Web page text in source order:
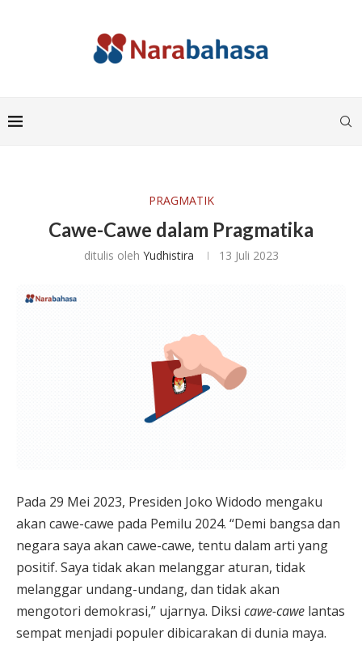
PRAGMATIK
Cawe-Cawe dalam Pragmatika
ditulis oleh Yudhistira 13 Juli 2023
Pada 29 Mei 2023, Presiden Joko Widodo mengaku
akan cawe-cawe pada Pemilu 2024. “Demi bangsa dan
negara saya akan cawe-cawe, tentu dalam arti yang
positif. Saya tidak akan melanggar aturan, tidak
melanggar undang-undang, dan tidak akan
mengotori demokrasi,” ujarnya. Diksi cawe-cawe lantas
sempat menjadi populer dibicarakan di dunia maya.